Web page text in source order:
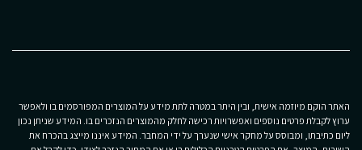
האתר הוקם מיוזמה אישית, ובין היתר במטרה לתת מידע על המוצרים המפורסמים בו ולאפשר
ערוץ לקבלת פרטים נוספים ואפשרויות רכישה לחלק מהמוצרים הנזכרים בו. המידע שניתן נכון
ליום כתיבתו, ומבוסס על מחקר אישי שנערך על ידי המחבר. המידע איננו מייצג בהכרח את